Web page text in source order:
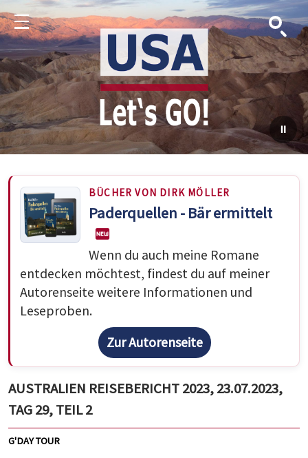
Menu Suche
BÜCHER VON DIRK MÖLLER
Paderquellen - Bär ermittelt
Wenn du auch meine Romane
entdecken möchtest, findest du auf meiner
Autorenseite weitere Informationen und
Leseproben.
Zur Autorenseite
AUSTRALIEN REISEBERICHT 2023, 23.07.2023,
TAG 29, TEIL 2
G'DAY TOUR